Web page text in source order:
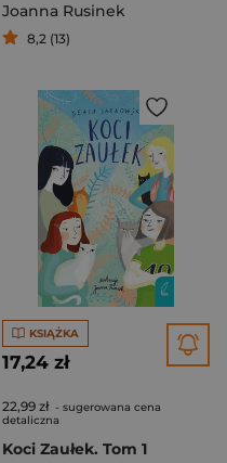
Joanna Rusinek
8,2 (13)
KSIĄŻKA
17,24 zł
22,99 zł - sugerowana cena
detaliczna
Koci Zaułek. Tom 1